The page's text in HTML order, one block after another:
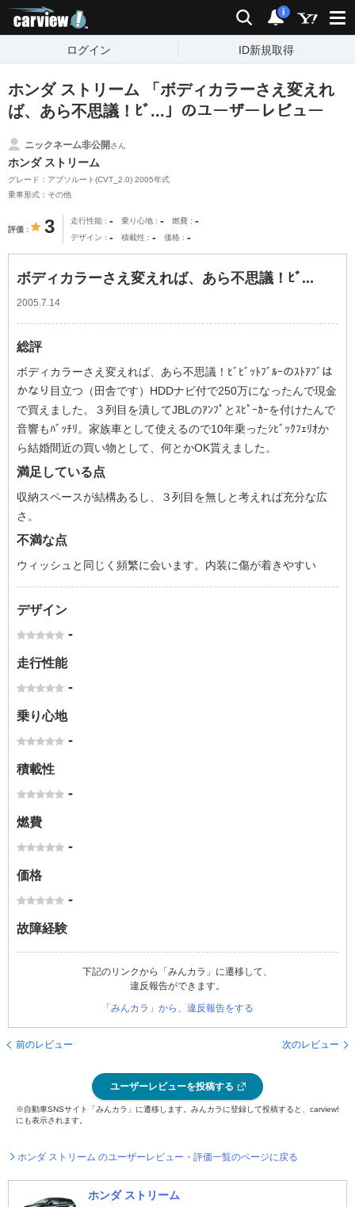
検索 通知
i
ログイン ID新規取得
ホンダ ストリーム 「ボディカラーさえ変えれ
ば、あら不思議！ﾋﾞ...」のユーザーレビュー
ニックネーム非公開さん
ホンダ ストリーム
グレード：アブソルート(CVT_2.0) 2005年式
乗車形式：その他
評価 3 走行性能 - 乗り心地 - 燃費 -
デザイン - 積載性 - 価格 -
ボディカラーさえ変えれば、あら不思議！ﾋﾞ...
2005.7.14
総評
ボディカラーさえ変えれば、あら不思議！ﾋﾞﾋﾞｯﾄﾌﾞﾙｰのｽﾄｱﾌﾞは
かなり目立つ（田舎です）HDDナビ付で250万になったんで現金
で買えました。３列目を潰してJBLのｱﾝﾌﾟとｽﾋﾟｰｶｰを付けたんで
音響もﾊﾞｯﾁﾘ。家族車として使えるので10年乗ったｼﾋﾞｯｸﾌｪﾘｵか
ら結婚間近の買い物として、何とかOK貰えました。
満足している点
収納スペースが結構あるし、３列目を無しと考えれば充分な広
さ。
不満な点
ウィッシュと同じく頻繁に会います。内装に傷が着きやすい
デザイン
-
走行性能
-
乗り心地
-
積載性
-
燃費
-
価格
-
故障経験
下記のリンクから「みんカラ」に遷移して、
違反報告ができます。
「みんカラ」から、違反報告をする
前のレビュー 次のレビュー
ユーザーレビューを投稿する
※自動車SNSサイト「みんカラ」に遷移します。みんカラに登録して投稿すると、carview!
にも表示されます。
ホンダ ストリーム のユーザーレビュー・評価一覧のページに戻る
ホンダ ストリーム